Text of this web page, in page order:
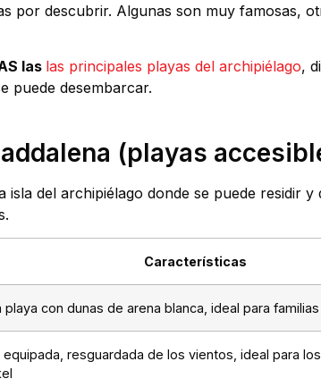
por descubrir. Algunas son muy famosas,
las las principales playas del archipiélago,
puede desembarcar.
(playas
isla del archipiélago donde se puede residir
Características
playa con dunas de arena blanca, ideal para familias
equipada, resguardada de los vientos, ideal para